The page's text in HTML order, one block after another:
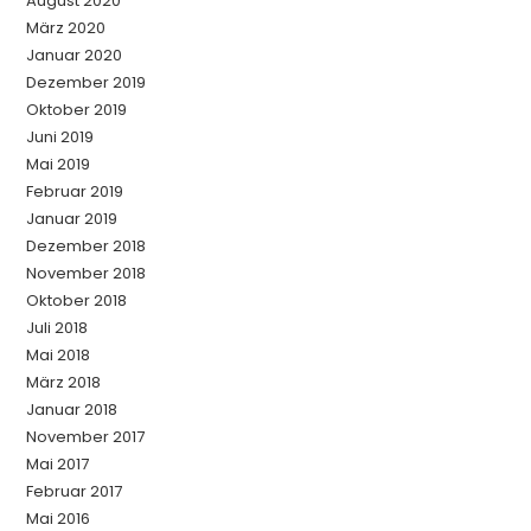
März 2020
Januar 2020
Dezember 2019
Oktober 2019
Juni 2019
Mai 2019
Februar 2019
Januar 2019
Dezember 2018
November 2018
Oktober 2018
Juli 2018
Mai 2018
März 2018
Januar 2018
November 2017
Mai 2017
Februar 2017
Mai 2016